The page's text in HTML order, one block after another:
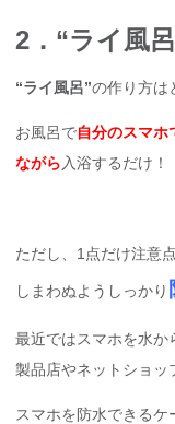
2．“ライ風
“ライ風呂”の作り方は
お風呂で自分のスマホ
ながら入浴するだけ！
ただし、1点だけ注意
しまわぬようしっかり
最近ではスマホを水
製品店やネットショッ
スマホを防水できるケ